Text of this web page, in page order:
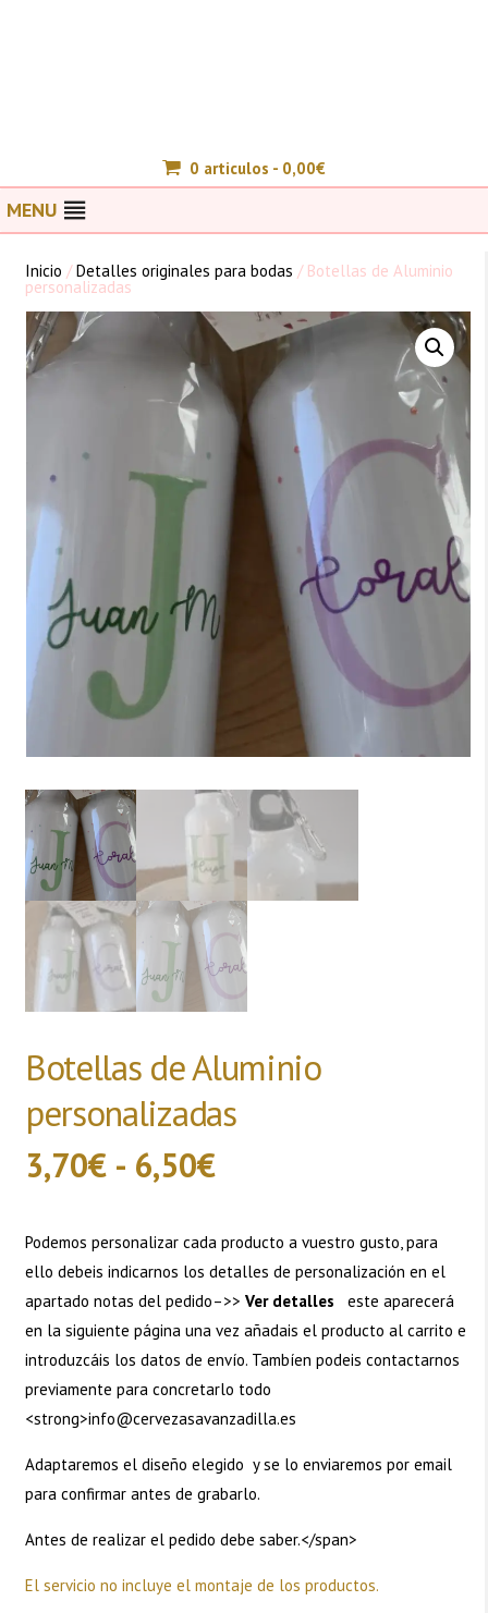
0 articulos - 0,00€
MENU
Inicio /Detalles originales para bodas / Botellas de Aluminio
personalizadas
Botellas de Aluminio
personalizadas
3,70€ - 6,50€Rango
precios:
desde
3,70€
hasta
Podemos personalizar cada producto a vuestro gusto, para
ello debeis indicarnos los detalles de personalización en el
apartado notas del pedido–>> Ver detalles
este aparecerá
en la siguiente página una vez añadais el producto al carrito e
introduzcáis los datos de envío. Tambíen podeis contactarnos
previamente para concretarlo todo
<strong>info@cervezasavanzadilla.es
Adaptaremos el diseño elegido y se lo enviaremos por email
para confirmar antes de grabarlo.
Antes de realizar el pedido debe saber.</span>
El servicio no incluye el montaje de los productos.